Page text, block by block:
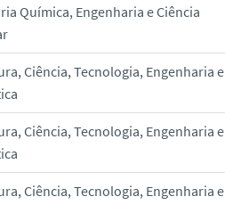
Química, Engenharia e Ciência
Ciência, Tecnologia, Engenharia e
Ciência, Tecnologia, Engenharia e
Ciência, Tecnologia, Engenharia e